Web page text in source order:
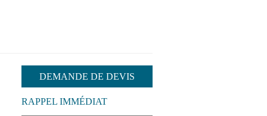
DEMANDE DE DEVIS
RAPPEL IMMÉDIAT